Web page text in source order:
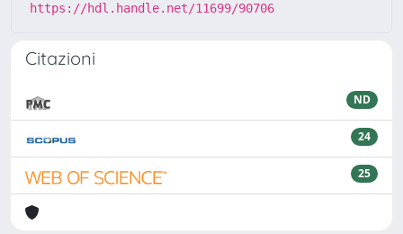
https://hdl.handle.net/11699/90706
Citazioni
ND
24
25